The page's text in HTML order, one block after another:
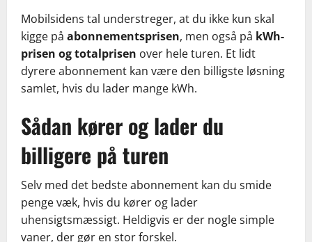
Mobilsidens tal understreger, at du ikke kun skal
kigge på abonnementsprisen, men også på kWh-
prisen og totalprisen over hele turen. Et lidt
dyrere abonnement kan være den billigste løsning
samlet, hvis du lader mange kWh.
Sådan kører og lader du
billigere på turen
Selv med det bedste abonnement kan du smide
penge væk, hvis du kører og lader
uhensigtsmæssigt. Heldigvis er der nogle simple
vaner, der gør en stor forskel.